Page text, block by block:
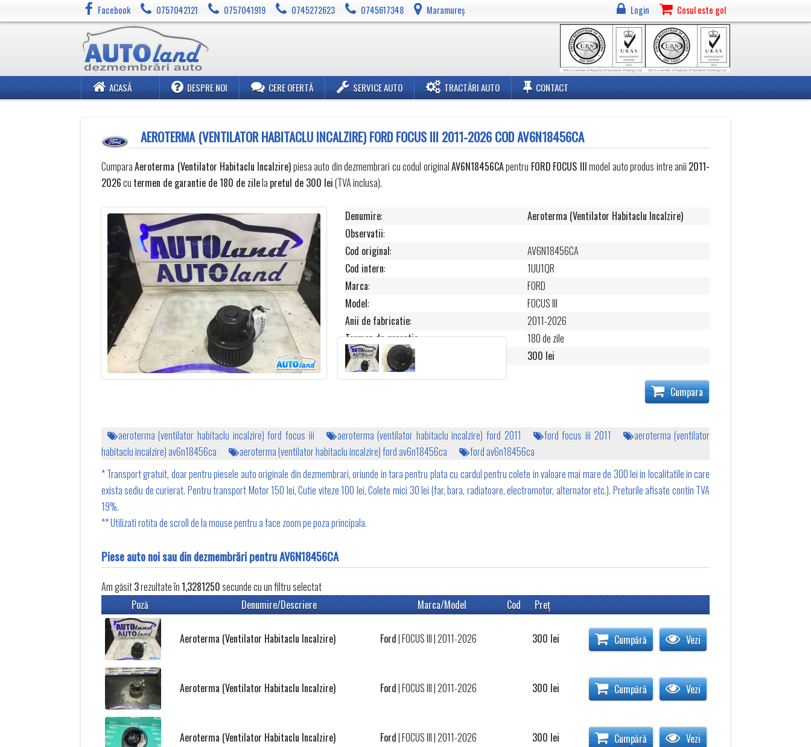
Facebook 0757042121 0757041919 0745272623 0745617348 Maramureș Login Cosul este gol
ACASĂ DESPRE NOI CERE OFERTĂ SERVICE AUTO TRACTĂRI AUTO CONTACT
AEROTERMA (VENTILATOR HABITACLU INCALZIRE) FORD FOCUS III 2011-2026 COD AV6N18456CA
CumparaAeroterma (Ventilator Habitaclu Incalzire)piesa auto din dezmembrari cu codul originalAV6N18456CApentru FORD FOCUS IIImodel auto produs intre anii 2011-
2026cu termen de garantie de 180 de zilela pretul de 300 lei(TVA inclusa).
Denumire:
Aeroterma (Ventilator Habitaclu Incalzire)
Observatii:
Cod original:
AV6N18456CA
Cod intern:
1UU1QR
Marca:
FORD
Model:
FOCUS III
Anii de fabricatie:
2011-2026
Termen de garantie:
180 de zile
Pret: 300 lei
Cumpara
aeroterma (ventilator habitaclu incalzire) ford focus iii aeroterma (ventilator habitaclu incalzire) ford 2011 ford focus iii 2011
aeroterma (ventilator
habitaclu incalzire) av6n18456ca
aeroterma (ventilator habitaclu incalzire) ford av6n18456ca
ford av6n18456ca
* Transport gratuit, doar pentru piesele auto originale din dezmembrari, oriunde in tara pentru plata cu cardul pentru colete in valoare mai mare de 300 lei in localitatile in care
exista sediu de curierat. Pentru transport Motor 150 lei, Cutie viteze 100 lei, Colete mici 30 lei (far, bara, radiatoare, electromotor, alternator etc.). Preturile afisate contin TVA
19%.
** Utilizati rotita de scroll de la mouse pentru a face zoom pe poza principala.
Piese auto noi sau din dezmembrări pentru AV6N18456CA
Am găsit3rezultate în1,3281250secunde cu un filtru selectat
Poză
Denumire/Descriere Marca/Model Cod Preţ
Aeroterma (Ventilator Habitaclu Incalzire) Ford|FOCUS III| 2011-2026 300 lei Cumpără Vezi
Aeroterma (Ventilator Habitaclu Incalzire) Ford|FOCUS III| 2011-2026 300 lei Cumpără Vezi
Aeroterma (Ventilator Habitaclu Incalzire) Ford|FOCUS III| 2011-2026 300 lei Cumpără Vezi